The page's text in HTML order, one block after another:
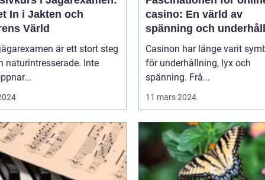
In i Jakten och
Värld
är ett stort steg
naturintresserade. Inte
casino: En värld av
spänning och
Casinon har länge varit
för underhållning, lyx och
spänning. Frå...
11 mars 2024